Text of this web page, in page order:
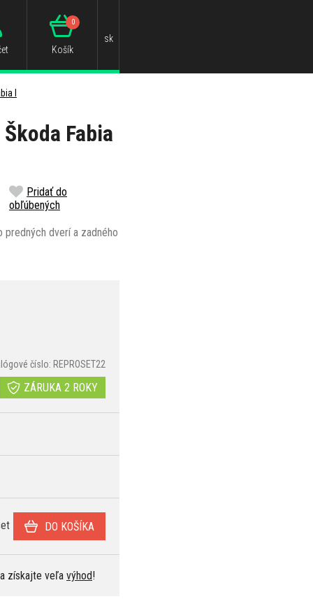
Košík
0
sk
I
Fabia
Pridať do
obľúbených
dverí a zadného
číslo: REPROSET22
ZÁRUKA 2 ROKY
DO KOŠÍKA
získajte veľa výhod!